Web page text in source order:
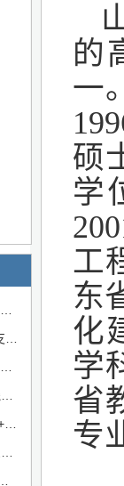
的
一
硕
学
工
东
化
学
省
专